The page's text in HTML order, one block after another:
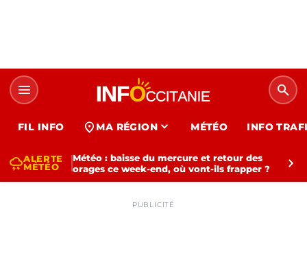
menu search
FIL INFO location_on MA RÉGION expand_more MÉTÉO INFO
thunderstormALERTE
MÉTÉO
Météo : baisse du mercure et retour des
orages ce week-end, où vont-ils frapper ?
chevron_right
PUBLICITÉ